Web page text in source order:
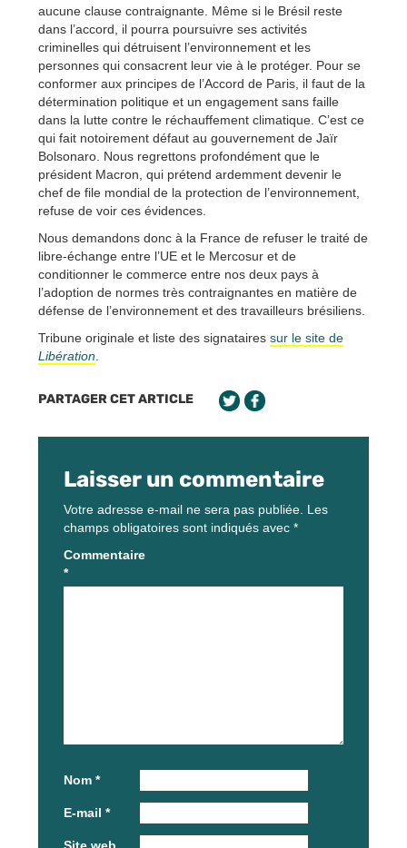
aucune clause contraignante. Même si le Brésil reste
dans l’accord, il pourra poursuivre ses activités
criminelles qui détruisent l’environnement et les
personnes qui consacrent leur vie à le protéger. Pour se
conformer aux principes de l’Accord de Paris, il faut de la
détermination politique et un engagement sans faille
dans la lutte contre le réchauffement climatique. C’est ce
qui fait notoirement défaut au gouvernement de Jaïr
Bolsonaro. Nous regrettons profondément que le
président Macron, qui prétend ardemment devenir le
chef de file mondial de la protection de l’environnement,
refuse de voir ces évidences.
Nous demandons donc à la France de refuser le traité de
libre-échange entre l’UE et le Mercosur et de
conditionner le commerce entre nos deux pays à
l’adoption de normes très contraignantes en matière de
défense de l’environnement et des travailleurs brésiliens.
Tribune originale et liste des signataires sur le site de
Libération
PARTAGER CET ARTICLE
Laisser un commentaire
Votre adresse e-mail ne sera pas publiée. Les
champs obligatoires sont indiqués avec *
Commentaire
*
Nom *
E-mail *